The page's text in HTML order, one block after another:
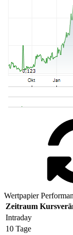
Wertpapier
Zeitraum
Intraday
10 Tage